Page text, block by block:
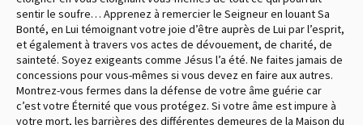
sentir le soufre… Apprenez à remercier le Seigneur en louant Sa
Bonté, en Lui témoignant votre joie d’être auprès de Lui par l’esprit,
et également à travers vos actes de dévouement, de charité, de
sainteté. Soyez exigeants comme Jésus l’a été. Ne faites jamais de
concessions pour vous-mêmes si vous devez en faire aux autres.
Montrez-vous fermes dans la défense de votre âme guérie car
c’est votre Éternité que vous protégez. Si votre âme est impure à
votre mort, les barrières des différentes demeures de la Maison du